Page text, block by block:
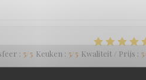
: 5/5 Keuken : 5/5 Kwaliteit / Prijs : 5